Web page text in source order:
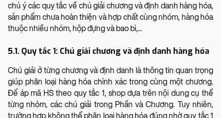
chú ý các quy tắc về chú giải chương và định danh hàng hóa,
sản phẩm chưa hoàn thiện và hợp chất cùng nhóm, hàng hóa
thuộc nhiều nhóm, hộp đựng và bao bì,...
5.1. Quy tắc 1: Chú giải chương và định danh hàng hóa
Chú giải ở từng chương và định danh là thông tin quan trọng
giúp phân loại hàng hóa chính xác trong cùng một chương.
Để áp mã HS theo quy tắc 1, shop dựa trên nội dung cụ thể
từng nhóm, các chú giải trong Phần và Chương. Tuy nhiên,
trường hợp không thể phân loại hàng hóa đúng nhờ quy tắc 1